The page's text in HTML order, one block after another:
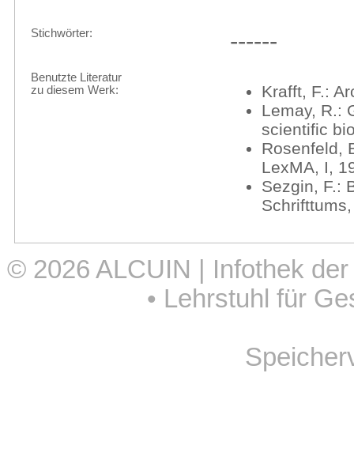
Stichwörter: ------
Benutzte Literatur
zu diesem Werk:
Krafft, F.:
Lemay, R.:
scientific
Rosenfeld,
LexMA, I,
Sezgin, F.:
© 2026 ALCUIN | Infothek
• Lehrstuhl für